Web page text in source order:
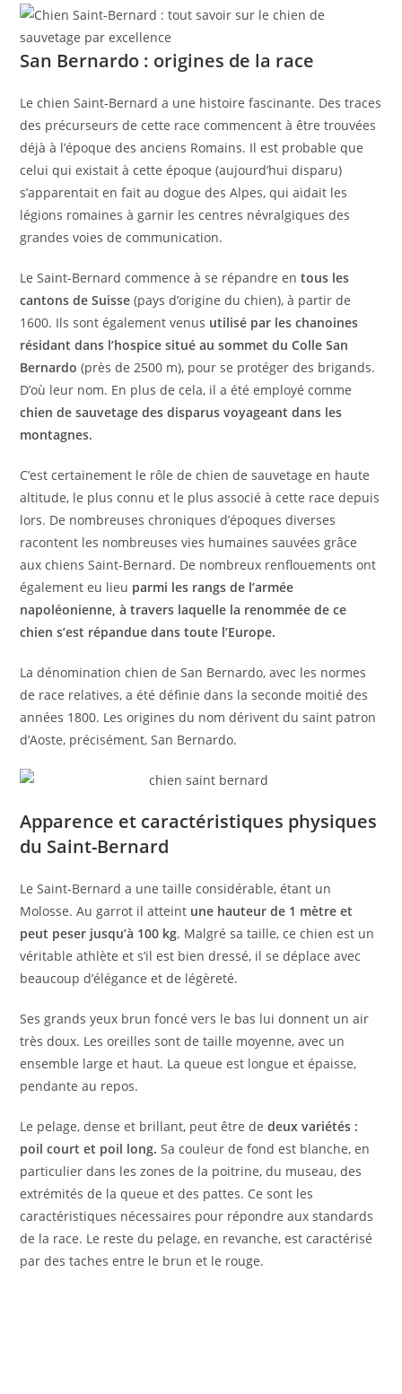
San Bernardo : origines de la race
Le chien Saint-Bernard a une histoire fascinante. Des traces
des précurseurs de cette race commencent à être trouvées
déjà à l’époque des anciens Romains. Il est probable que
celui qui existait à cette époque (aujourd’hui disparu)
s’apparentait en fait au dogue des Alpes, qui aidait les
légions romaines à garnir les centres névralgiques des
grandes voies de communication.
Le Saint-Bernard commence à se répandre entous les
cantons de Suisse (pays d’origine du chien), à partir de
1600. Ils sont également venus utilisé par les chanoines
résidant dans l’hospice situé au sommet du Colle San
Bernardo (près de 2500 m), pour se protéger des brigands.
D’où leur nom. En plus de cela, il a été employé comme
chien de sauvetage des disparus voyageant dans les
montagnes.
C’est certainement le rôle de chien de sauvetage en haute
altitude, le plus connu et le plus associé à cette race depuis
lors. De nombreuses chroniques d’époques diverses
racontent les nombreuses vies humaines sauvées grâce
aux chiens Saint-Bernard. De nombreux renflouements ont
également eu lieu parmi les rangs de l’armée
napoléonienne, à travers laquelle la renommée de ce
chien s’est répandue dans toute l’Europe.
La dénomination chien de San Bernardo, avec les normes
de race relatives, a été définie dans la seconde moitié des
années 1800. Les origines du nom dérivent du saint patron
d’Aoste, précisément, San Bernardo.
Apparence et caractéristiques physiques
du Saint-Bernard
Le Saint-Bernard a une taille considérable, étant un
Molosse. Au garrot il atteint une hauteur de 1 mètre et
peut peser jusqu’à 100 kg. Malgré sa taille, ce chien est un
véritable athlète et s’il est bien dressé, il se déplace avec
beaucoup d’élégance et de légèreté.
Ses grands yeux brun foncé vers le bas lui donnent un air
très doux. Les oreilles sont de taille moyenne, avec un
ensemble large et haut. La queue est longue et épaisse,
pendante au repos.
Le pelage, dense et brillant, peut être dedeux variétés :
poil court et poil long. Sa couleur de fond est blanche, en
particulier dans les zones de la poitrine, du museau, des
extrémités de la queue et des pattes. Ce sont les
caractéristiques nécessaires pour répondre aux standards
de la race. Le reste du pelage, en revanche, est caractérisé
par des taches entre le brun et le rouge.